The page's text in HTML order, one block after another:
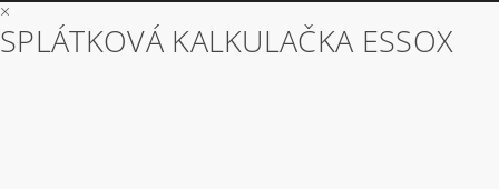
×
SPLÁTKOVÁ KALKULAČKA ESSOX